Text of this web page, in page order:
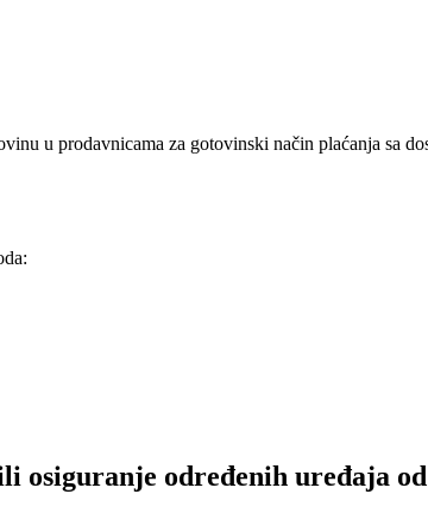
u prodavnicama za gotovinski način plaćanja sa
osiguranje određenih uređaja